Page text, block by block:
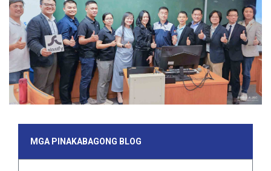
MGA PINAKABAGONG BLOG